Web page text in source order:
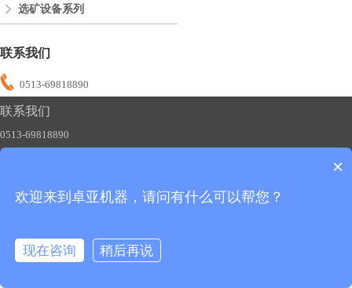
选矿设备系列
联系我们
0513-69818890
联系我们
0513-69818890
友情链接： 制砂机 碎石机 磨粉机
移动破碎站
备案号：苏ICP备2020051483号-1
全国销售热线：0513-69818890
×
欢迎来到卓亚机器，请问有什么可以帮您？
现在咨询
稍后再说
在线咨询